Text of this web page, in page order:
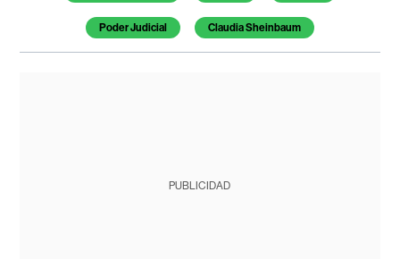
Poder Judicial Claudia Sheinbaum
PUBLICIDAD